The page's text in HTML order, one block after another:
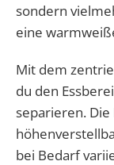
sondern
eine
Mit dem
du den
separieren.
bei Bedarf